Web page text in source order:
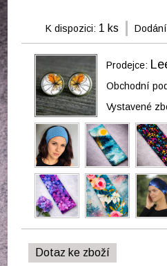
K dispozici: 1 ks
Prodejce:
Obchodní
Vystavené
Dotaz ke zboží